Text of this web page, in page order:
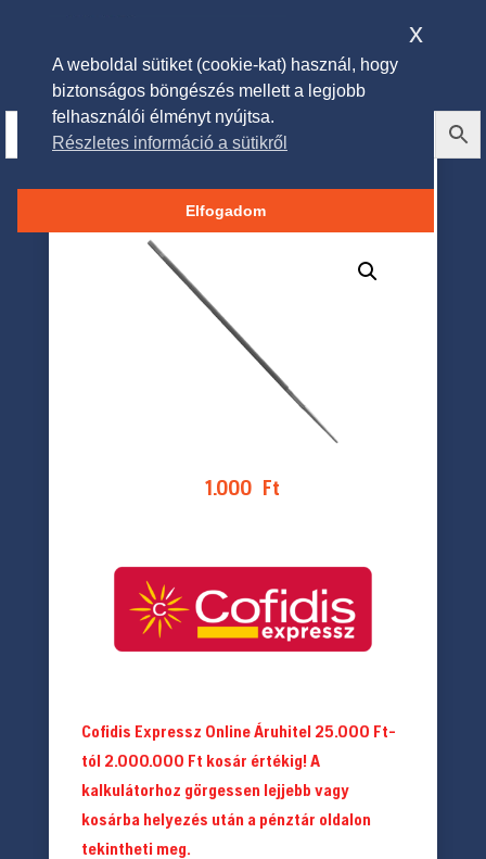
Husqvarna Intensive Cut
reszelők
1.000 Ft
Cofidis Expressz Online Áruhitel 25.000 Ft-
tól 2.000.000 Ft kosár értékig! A
kalkulátorhoz görgessen lejjebb vagy
kosárba helyezés után a pénztár oldalon
tekintheti meg.
A weboldal sütiket (cookie-kat) használ, hogy
biztonságos böngészés mellett a legjobb
felhasználói élményt nyújtsa.
Részletes információ a sütikről
Elfogadom
x